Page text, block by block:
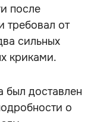
после
требовал от
сильных
криками.
был доставлен
о